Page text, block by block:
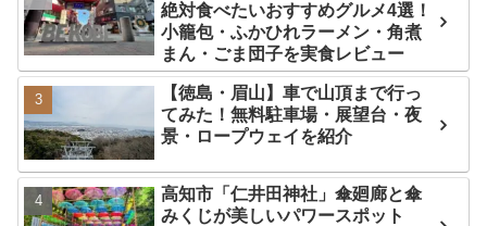
絶対食べたいおすすめグルメ4選！
小籠包・ふかひれラーメン・角煮
まん・ごま団子を実食レビュー
【徳島・眉山】車で山頂まで行っ
てみた！無料駐車場・展望台・夜
景・ロープウェイを紹介
高知市「仁井田神社」傘廻廊と傘
みくじが美しいパワースポット